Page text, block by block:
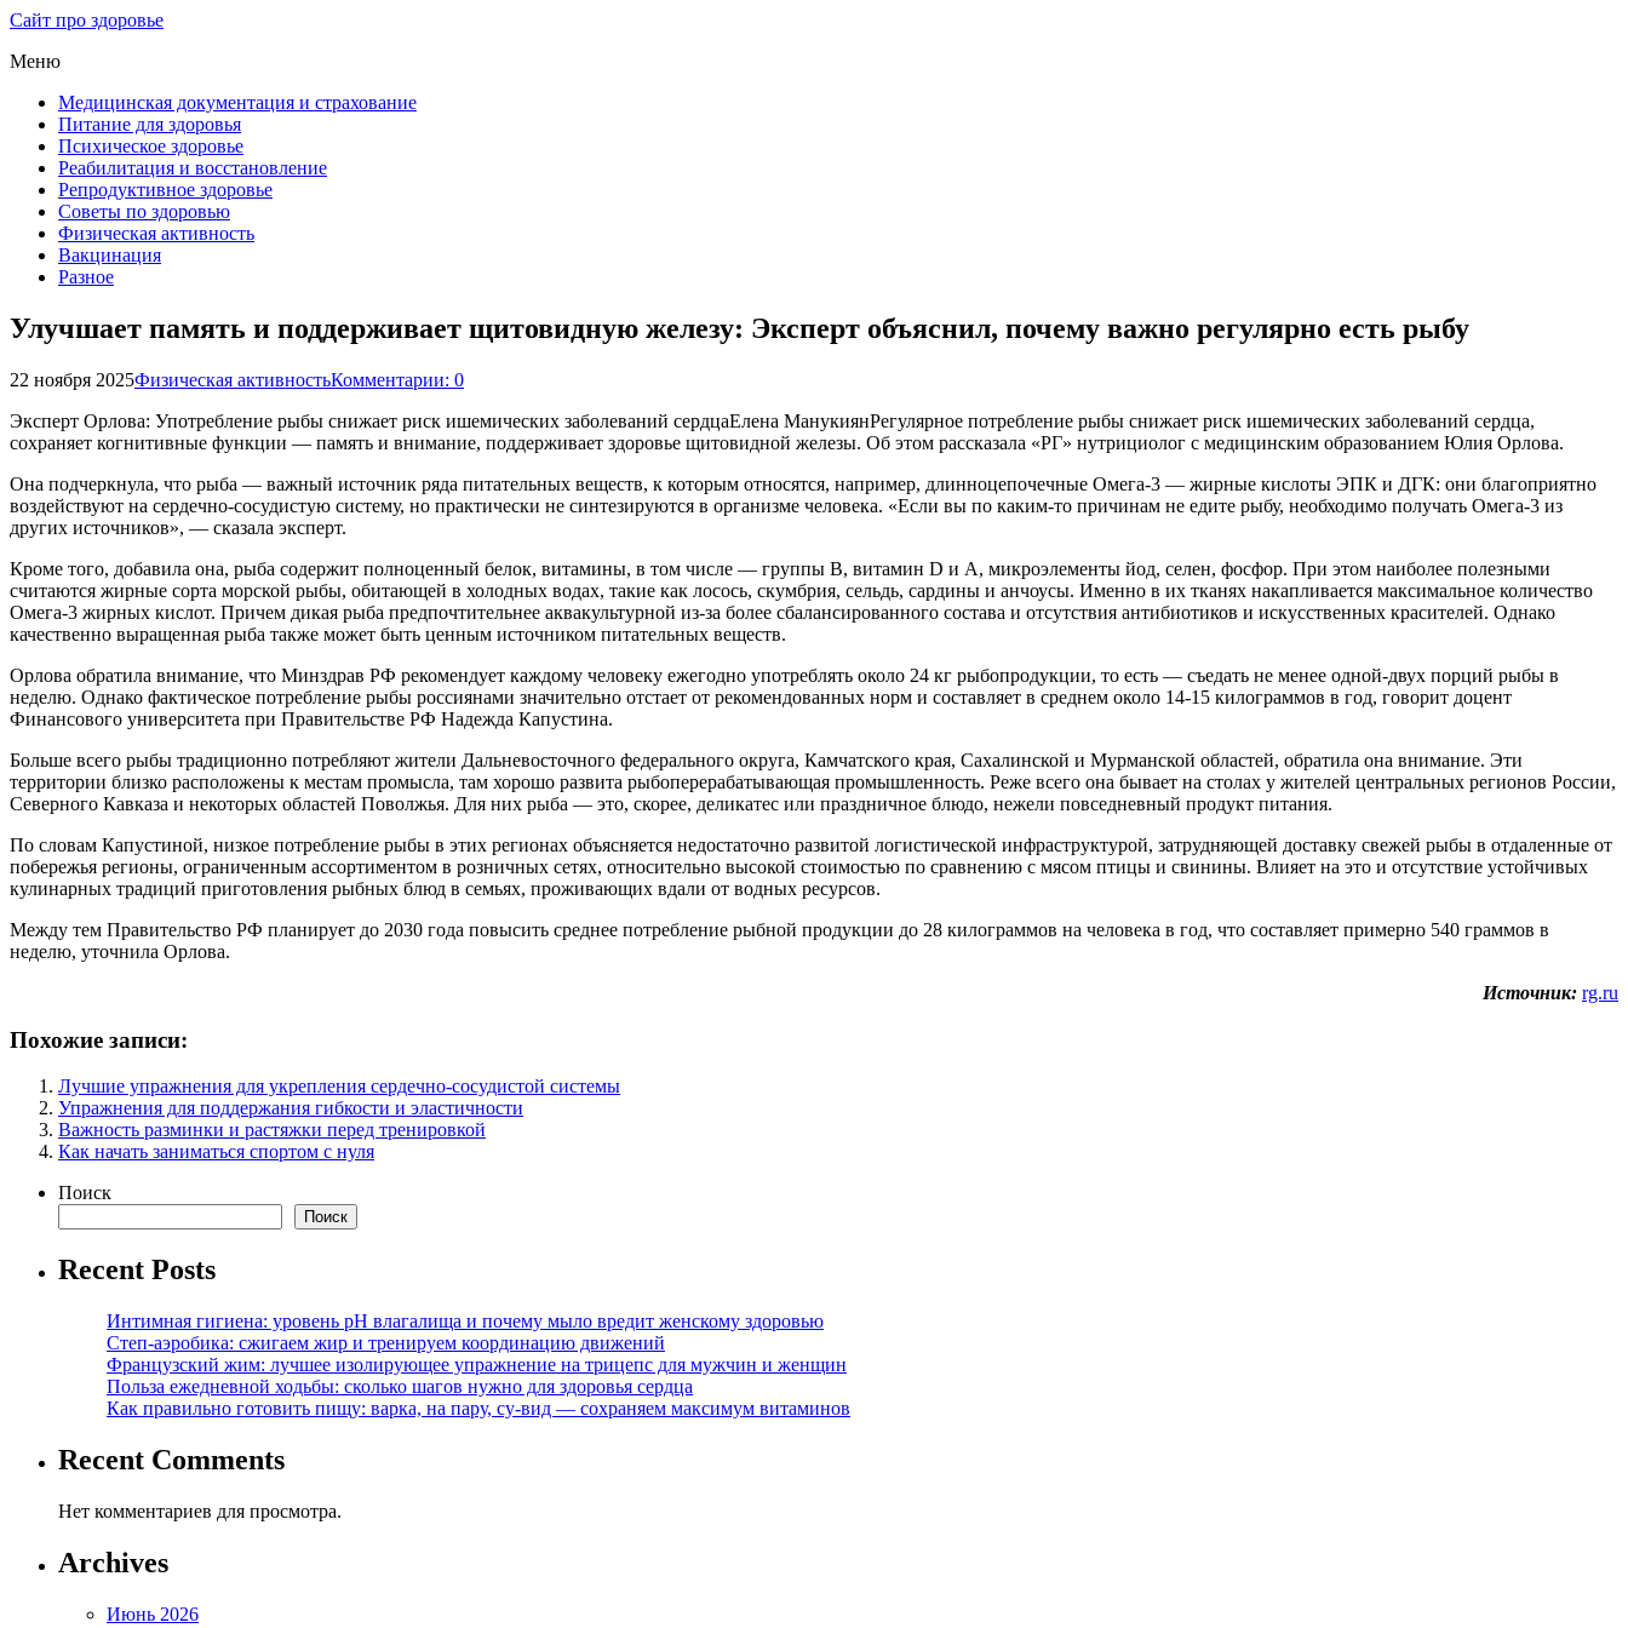
Сайт про здоровье
Меню
Медицинская документация и страхование
Питание для здоровья
Психическое здоровье
Реабилитация и восстановление
Репродуктивное здоровье
Советы по здоровью
Физическая активность
Вакцинация
Разное
Улучшает память и поддерживает щитовидную железу: Эксперт объяснил, почему важно регулярно есть рыбу
22 ноября 2025Физическая активностьКомментарии: 0
Эксперт Орлова: Употребление рыбы снижает риск ишемических заболеваний сердцаЕлена МанукиянРегулярное потребление рыбы снижает риск ишемических заболеваний сердца,
сохраняет когнитивные функции — память и внимание, поддерживает здоровье щитовидной железы. Об этом рассказала «РГ» нутрициолог с медицинским образованием Юлия Орлова.
Она подчеркнула, что рыба — важный источник ряда питательных веществ, к которым относятся, например, длинноцепочечные Омега-3 — жирные кислоты ЭПК и ДГК: они благоприятно
воздействуют на сердечно-сосудистую систему, но практически не синтезируются в организме человека. «Если вы по каким-то причинам не едите рыбу, необходимо получать Омега-3 из
других источников», — сказала эксперт.
Кроме того, добавила она, рыба содержит полноценный белок, витамины, в том числе — группы B, витамин D и А, микроэлементы йод, селен, фосфор. При этом наиболее полезными
считаются жирные сорта морской рыбы, обитающей в холодных водах, такие как лосось, скумбрия, сельдь, сардины и анчоусы. Именно в их тканях накапливается максимальное количество
Омега-3 жирных кислот. Причем дикая рыба предпочтительнее аквакультурной из-за более сбалансированного состава и отсутствия антибиотиков и искусственных красителей. Однако
качественно выращенная рыба также может быть ценным источником питательных веществ.
Орлова обратила внимание, что Минздрав РФ рекомендует каждому человеку ежегодно употреблять около 24 кг рыбопродукции, то есть — съедать не менее одной-двух порций рыбы в
неделю. Однако фактическое потребление рыбы россиянами значительно отстает от рекомендованных норм и составляет в среднем около 14-15 килограммов в год, говорит доцент
Финансового университета при Правительстве РФ Надежда Капустина.
Больше всего рыбы традиционно потребляют жители Дальневосточного федерального округа, Камчатского края, Сахалинской и Мурманской областей, обратила она внимание. Эти
территории близко расположены к местам промысла, там хорошо развита рыбоперерабатывающая промышленность. Реже всего она бывает на столах у жителей центральных регионов России,
Северного Кавказа и некоторых областей Поволжья. Для них рыба — это, скорее, деликатес или праздничное блюдо, нежели повседневный продукт питания.
По словам Капустиной, низкое потребление рыбы в этих регионах объясняется недостаточно развитой логистической инфраструктурой, затрудняющей доставку свежей рыбы в отдаленные от
побережья регионы, ограниченным ассортиментом в розничных сетях, относительно высокой стоимостью по сравнению с мясом птицы и свинины. Влияет на это и отсутствие устойчивых
кулинарных традиций приготовления рыбных блюд в семьях, проживающих вдали от водных ресурсов.
Между тем Правительство РФ планирует до 2030 года повысить среднее потребление рыбной продукции до 28 килограммов на человека в год, что составляет примерно 540 граммов в
неделю, уточнила Орлова.
Источник: rg.ru
Похожие записи:
Лучшие упражнения для укрепления сердечно-сосудистой системы
Упражнения для поддержания гибкости и эластичности
Важность разминки и растяжки перед тренировкой
Как начать заниматься спортом с нуля
Поиск
Поиск
Recent Posts
Интимная гигиена: уровень pH влагалища и почему мыло вредит женскому здоровью
Степ-аэробика: сжигаем жир и тренируем координацию движений
Французский жим: лучшее изолирующее упражнение на трицепс для мужчин и женщин
Польза ежедневной ходьбы: сколько шагов нужно для здоровья сердца
Как правильно готовить пищу: варка, на пару, су-вид — сохраняем максимум витаминов
Recent Comments
Нет комментариев для просмотра.
Archives
Июнь 2026